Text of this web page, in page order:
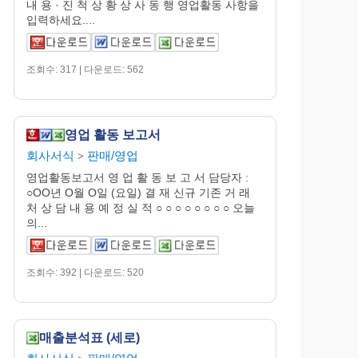
내 용 · 진 척 상 황 상 사 동 행 영업활동 사항을
입력하세요....
조회수: 317 | 다운로드: 562
영업 활동 보고서
회사서식 > 판매/영업
영업활동보고서 영 업 활 동 보 고 서 담당자 :
○OO년 O월 O일 (요일) 결 재 신규 기존 거 래
처 상 담 내 용 예 정 실 적 ○ ○ ○ ○ ○ ○ ○ ○ 오늘
의...
조회수: 392 | 다운로드: 520
매출분석표 (세로)